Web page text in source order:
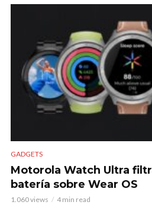
GADGETS
Motorola Watch Ultra
batería sobre Wear OS
1.060 views 4 min read